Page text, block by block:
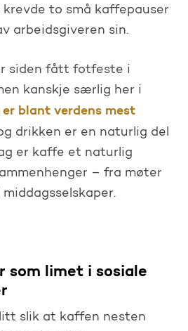
to små kaffepauser
arbeidsgiveren sin.
siden fått fotfeste i
kanskje særlig her i
er blant verdens mest
drikken er en naturlig del
er kaffe et naturlig
– fra møter
som limet i sosiale
slik at kaffen nesten